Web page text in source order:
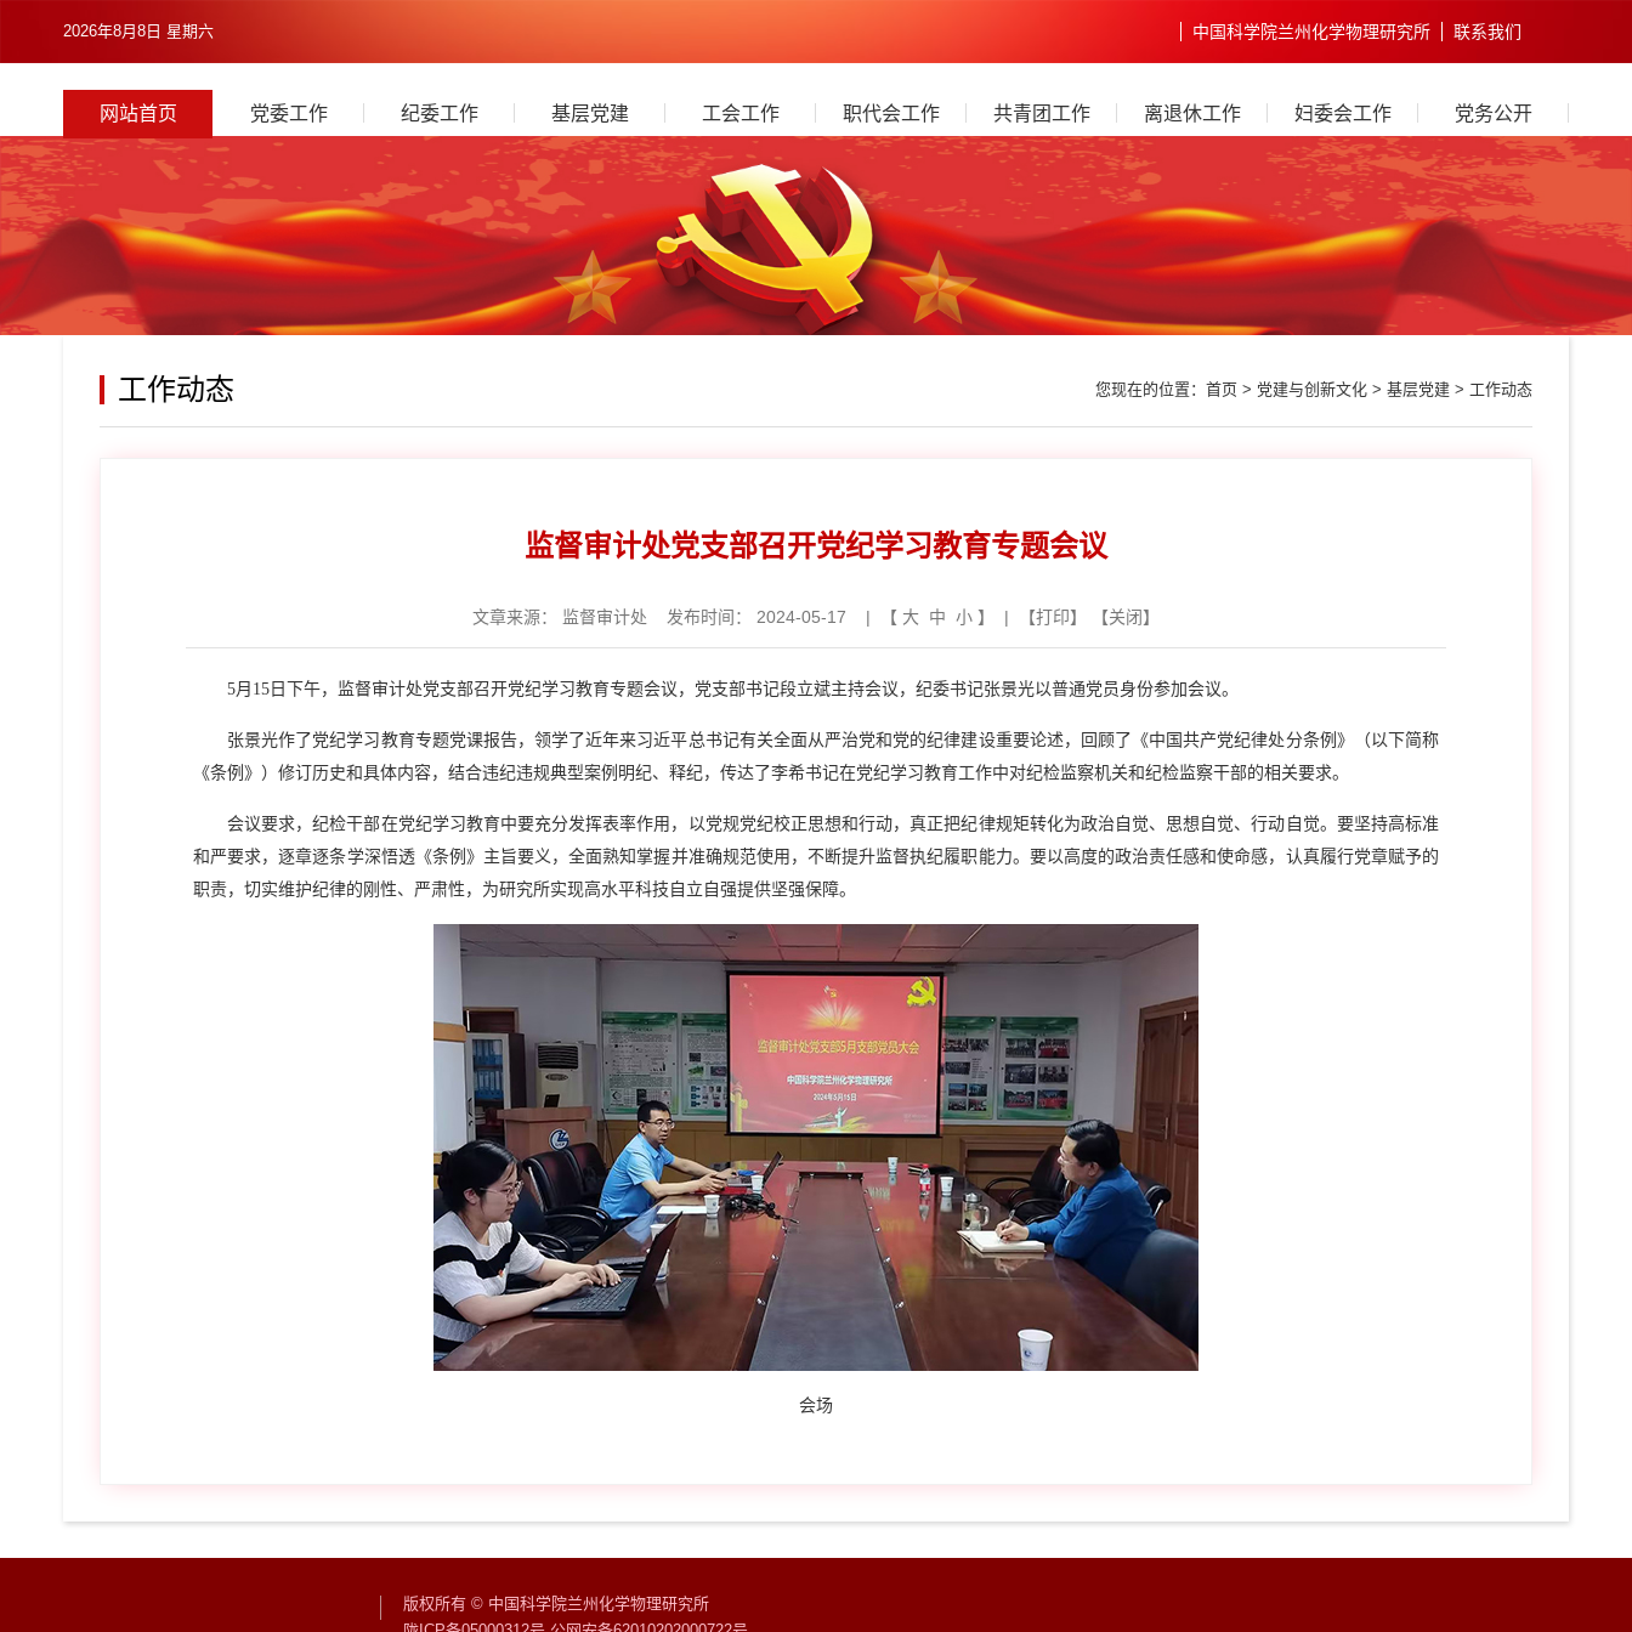
2026年8月8日 星期六 中国科学院兰州化学物理研究所 联系我们
网站首页 党委工作 纪委工作 基层党建 工会工作 职代会工作 共青团工作 离退休工作 妇委会工作 党务公开
工作动态 您现在的位置： 首页> 党建与创新文化> 基层党建> 工作动态
监督审计处党支部召开党纪学习教育专题会议
文章来源： 监督审计处 发布时间： 2024-05-17 | 【 大 中 小 】 | 【打印】 【关闭】
5月15日下午，监督审计处党支部召开党纪学习教育专题会议，党支部书记段立斌主持会议，纪委书记张景光以普通党员身份参加会议。
张景光作了党纪学习教育专题党课报告，领学了近年来习近平总书记有关全面从严治党和党的纪律建设重要论述，回顾了《中国共产党纪律处分条例》（以下简称
《条例》）修订历史和具体内容，结合违纪违规典型案例明纪、释纪，传达了李希书记在党纪学习教育工作中对纪检监察机关和纪检监察干部的相关要求。
会议要求，纪检干部在党纪学习教育中要充分发挥表率作用，以党规党纪校正思想和行动，真正把纪律规矩转化为政治自觉、思想自觉、行动自觉。要坚持高标准
和严要求，逐章逐条学深悟透《条例》主旨要义，全面熟知掌握并准确规范使用，不断提升监督执纪履职能力。要以高度的政治责任感和使命感，认真履行党章赋予的
职责，切实维护纪律的刚性、严肃性，为研究所实现高水平科技自立自强提供坚强保障。
会场
版权所有 © 中国科学院兰州化学物理研究所